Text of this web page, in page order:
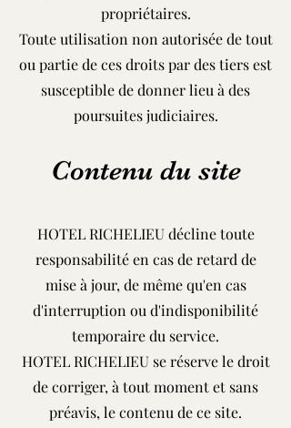
propriétaires.
Toute utilisation non autorisée de tout
ou partie de ces droits par des tiers est
susceptible de donner lieu à des
poursuites judiciaires.
Contenu du site
HOTEL RICHELIEU décline toute
responsabilité en cas de retard de
mise à jour, de même qu'en cas
d'interruption ou d'indisponibilité
temporaire du service.
HOTEL RICHELIEU se réserve le droit
de corriger, à tout moment et sans
préavis, le contenu de ce site.